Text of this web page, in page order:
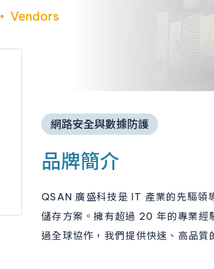
Vendors
網路安全與數據防護
品牌簡介
QSAN 廣盛科技是 IT 產業的先驅領
儲存方案。擁有超過 20 年的專業經
過全球協作，我們提供快速、高品質